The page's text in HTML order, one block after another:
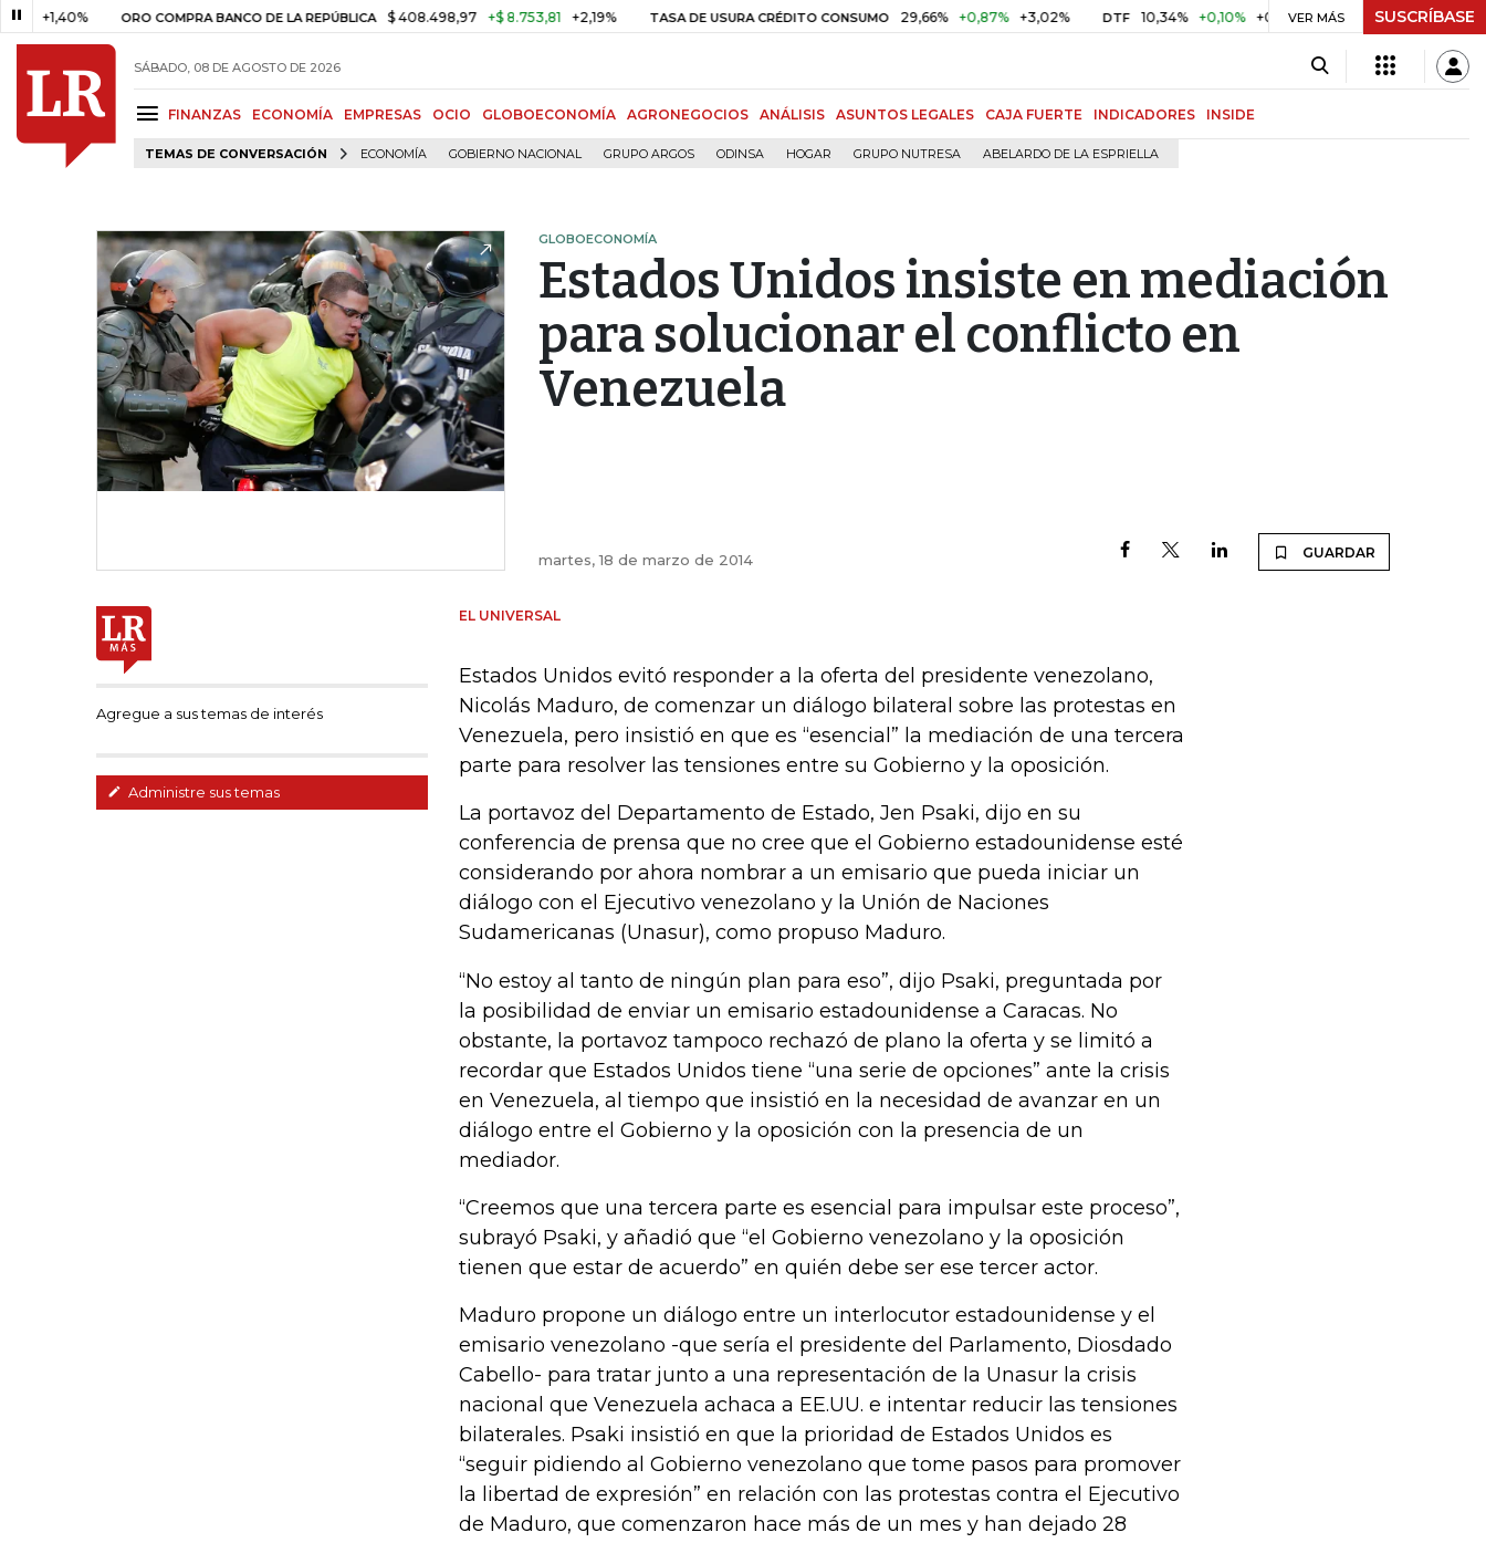
ORO COMPRA BANCO DE LA REPÚBLICA $ 408.498,97 +$ 8.753,81 +2,19% TASA DE USURA CRÉDITO CONSUMO 29,66% +0,87% +3,02% DTF 10,34% +0,10% +0,98% UVR $ 416,96 +$ 0,05
VER MÁS SUSCRÍBASE
SÁBADO, 08 DE AGOSTO DE 2026
FINANZAS ECONOMÍA EMPRESAS OCIO GLOBOECONOMÍA AGRONEGOCIOS ANÁLISIS ASUNTOS LEGALES CAJA FUERTE INDICADORES INSIDE
TEMAS DE CONVERSACIÓN ECONOMÍA GOBIERNO NACIONAL GRUPO ARGOS ODINSA HOGAR GRUPO NUTRESA ABELARDO DE LA ESPRIELLA
GLOBOECONOMÍA
Estados Unidos insiste en mediación
para solucionar el conflicto en
Venezuela
martes, 18 de marzo de 2014 GUARDAR
Agregue a sus temas de interés
Administre sus temas
EL UNIVERSAL
Estados Unidos evitó responder a la oferta del presidente venezolano,
Nicolás Maduro, de comenzar un diálogo bilateral sobre las protestas en
Venezuela, pero insistió en que es “esencial” la mediación de una tercera
parte para resolver las tensiones entre su Gobierno y la oposición.
La portavoz del Departamento de Estado, Jen Psaki, dijo en su
conferencia de prensa que no cree que el Gobierno estadounidense esté
considerando por ahora nombrar a un emisario que pueda iniciar un
diálogo con el Ejecutivo venezolano y la Unión de Naciones
Sudamericanas (Unasur), como propuso Maduro.
“No estoy al tanto de ningún plan para eso”, dijo Psaki, preguntada por
la posibilidad de enviar un emisario estadounidense a Caracas. No
obstante, la portavoz tampoco rechazó de plano la oferta y se limitó a
recordar que Estados Unidos tiene “una serie de opciones” ante la crisis
en Venezuela, al tiempo que insistió en la necesidad de avanzar en un
diálogo entre el Gobierno y la oposición con la presencia de un
mediador.
“Creemos que una tercera parte es esencial para impulsar este proceso”,
subrayó Psaki, y añadió que “el Gobierno venezolano y la oposición
tienen que estar de acuerdo” en quién debe ser ese tercer actor.
Maduro propone un diálogo entre un interlocutor estadounidense y el
emisario venezolano -que sería el presidente del Parlamento, Diosdado
Cabello- para tratar junto a una representación de la Unasur la crisis
nacional que Venezuela achaca a EE.UU. e intentar reducir las tensiones
bilaterales. Psaki insistió en que la prioridad de Estados Unidos es
“seguir pidiendo al Gobierno venezolano que tome pasos para promover
la libertad de expresión” en relación con las protestas contra el Ejecutivo
de Maduro, que comenzaron hace más de un mes y han dejado 28